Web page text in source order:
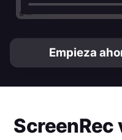
Empieza
ScreenRec